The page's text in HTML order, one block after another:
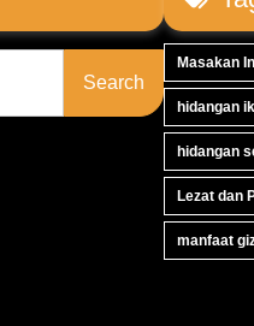
Masakan
hidangan
hidangan
Lezat dan
manfaat